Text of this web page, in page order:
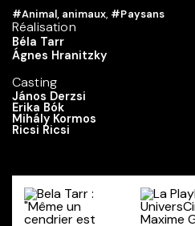
#Animal, animaux, #Paysans
Réalisation
Béla Tarr
Ágnes Hranitzky
Casting
János Derzsi
Erika Bók
Mihály Kormos
Ricsi Ricsi